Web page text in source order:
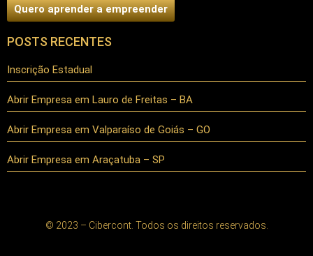
Quero aprender a empreender
POSTS RECENTES
Inscrição Estadual
Abrir Empresa em Lauro de Freitas – BA
Abrir Empresa em Valparaíso de Goiás – GO
Abrir Empresa em Araçatuba – SP
© 2023 – Cibercont. Todos os direitos reservados.